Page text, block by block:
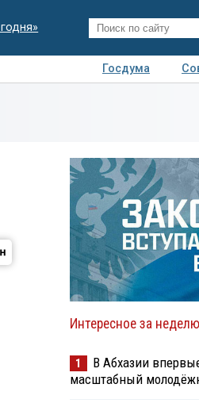
Госдума
Интересное за неделю
1
В Абхазии
масштабный